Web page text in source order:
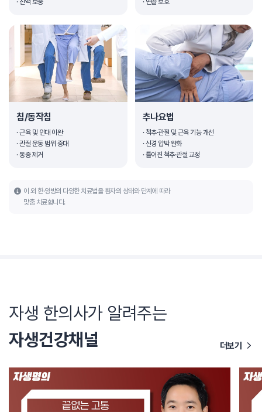
· 진액 보충
· 연골 보호
침/동작침
· 근육 및 인대 이완
· 관절 운동 범위 증대
· 통증 제거
추나요법
· 척추·관절 및 근육 기능 개선
· 신경 압박 완화
· 틀어진 척추·관절 교정
이 외 한·양방의 다양한 치료법을 환자의 상태와 단계에 따라
맞춤 치료합니다.
자생 한의사가 알려주는
자생건강채널
더보기